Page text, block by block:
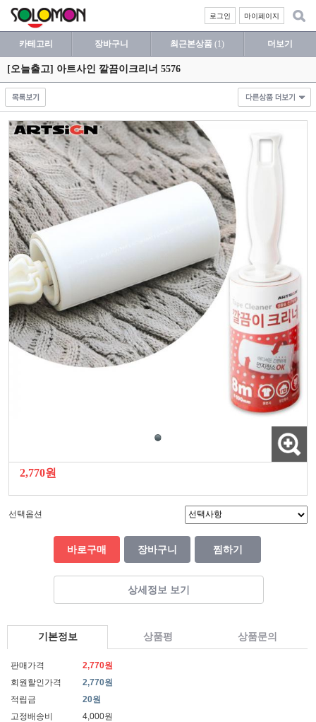
마이페이지
로그인
카테고리 장바구니 최근본상품 (1) 더보기
[오늘출고] 아트사인 깔끔이크리너 5576
2,770원
선택옵션
바로구매 장바구니 찜하기
상세정보 보기
기본정보 상품평 상품문의
판매가격
2,770원
회원할인가격
2,770원
적립금
20원
고정배송비
4,000원